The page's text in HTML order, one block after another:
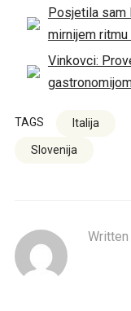
Posjetila sam
mirnijem
Vinkovci:
TAGS Italija
Slovenija
Written